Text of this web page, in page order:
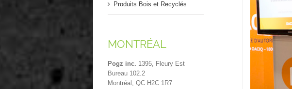
Produits Bois et Recyclés
MONTRÉAL
Pogz inc. 1395, Fleury Est
Bureau 102.2
Montréal, QC H2C 1R7